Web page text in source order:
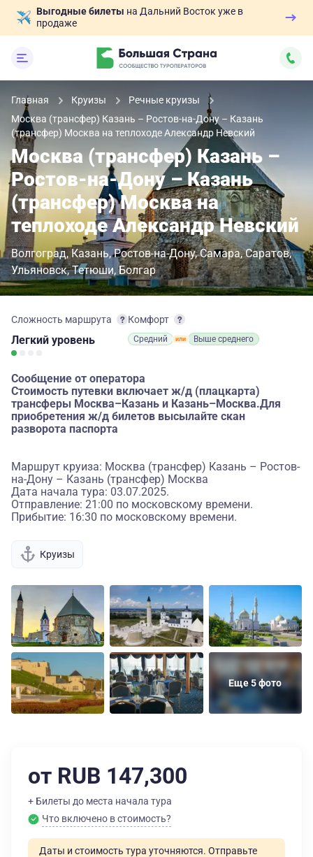
Выгодные билеты на Дальний Восток уже в
продаже
Главная Круизы
Речные круизы
Москва (трансфер) Казань – Ростов-на-Дону – Казань
(трансфер) Москва на теплоходе Александр Невский
Москва (трансфер) Казань –
Ростов-на-Дону – Казань
(трансфер) Москва на
теплоходе Александр Невский
Волгоград Казань Ростов-на-Дону Самара Саратов
Ульяновск Тетюши Болгар
Сложность маршрута
Легкий уровень
Комфорт
Средний Выше среднего
Сообщение от оператора
Стоимость путевки включает ж/д (плацкарта)
трансферы Москва–Казань и Казань–Москва.Для
приобретения ж/д билетов высылайте скан
разворота паспорта
Маршрут круиза: Москва (трансфер) Казань – Ростов-
на-Дону – Казань (трансфер) Москва
Дата начала тура: 03.07.2025.
Отправление: 21:00 по московскому времени.
Прибытие: 16:30 по московскому времени.
Круизы
Еще 5 фото
от RUB 147,300
+ Билеты до места начала тура
Что включено в стоимость?
Даты и стоимость тура уточняются. Отправьте